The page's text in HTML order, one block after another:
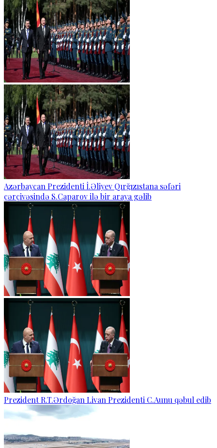
Azərbaycan Prezidenti İ.Əliyev Qırğızıstana səfəri
çərçivəsində S.Caparov ilə bir araya gəlib
Prezident R.T.Ərdoğan Livan Prezidenti C.Aunu qəbul edib